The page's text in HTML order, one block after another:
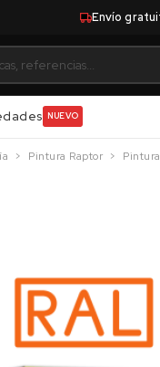
Envío
NUEVO
Pintura Raptor